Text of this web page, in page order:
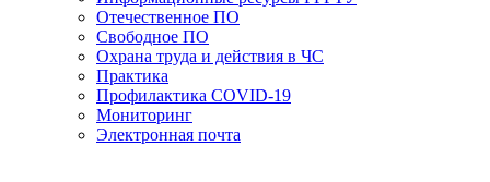
Отечественное ПО
Свободное ПО
Охрана труда и действия в ЧС
Практика
Профилактика COVID-19
Мониторинг
Электронная почта